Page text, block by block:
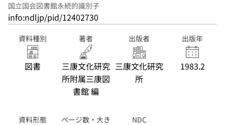
国立国会図書館永続的識別子
info:ndljp/pid/12402730
資料種別
図書
著者
三康文化研究
所附属三康図
書館 編
出版者
三康文化研究
所
出版年
1983.2
資料形態
ページ数・大き
NDC